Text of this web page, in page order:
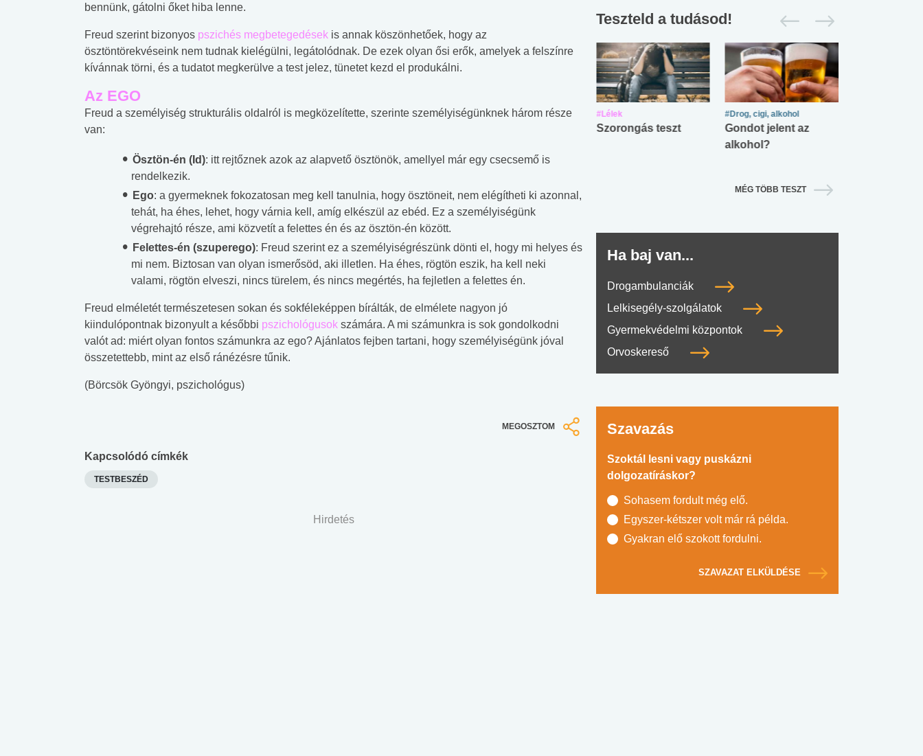
bennünk, gátolni őket hiba lenne.
Freud szerint bizonyos pszichés megbetegedések is annak köszönhetőek, hogy az
ösztöntörekvéseink nem tudnak kielégülni, legátolódnak. De ezek olyan ősi erők, amelyek a felszínre
kívánnak törni, és a tudatot megkerülve a test jelez, tünetet kezd el produkálni.
Az EGO
Freud a személyiség strukturális oldalról is megközelítette, szerinte személyiségünknek három része
van:
Ösztön-én (Id): itt rejtőznek azok az alapvető ösztönök, amellyel már egy csecsemő is
rendelkezik.
Ego: a gyermeknek fokozatosan meg kell tanulnia, hogy ösztöneit, nem elégítheti ki azonnal,
tehát, ha éhes, lehet, hogy várnia kell, amíg elkészül az ebéd. Ez a személyiségünk
végrehajtó része, ami közvetít a felettes én és az ösztön-én között.
Felettes-én (szuperego): Freud szerint ez a személyiségrészünk dönti el, hogy mi helyes és
mi nem. Biztosan van olyan ismerősöd, aki illetlen. Ha éhes, rögtön eszik, ha kell neki
valami, rögtön elveszi, nincs türelem, és nincs megértés, ha fejletlen a felettes én.
Freud elméletét természetesen sokan és sokféleképpen bírálták, de elmélete nagyon jó
kiindulópontnak bizonyult a későbbi pszichológusok számára. A mi számunkra is sok gondolkodni
valót ad: miért olyan fontos számunkra az ego? Ajánlatos fejben tartani, hogy személyiségünk jóval
összetettebb, mint az első ránézésre tűnik.
(Börcsök Gyöngyi, pszichológus)
MEGOSZTOM
Kapcsolódó címkék
TESTBESZÉD
Hirdetés
Teszteld a tudásod!
#Zöldövezet
Mekkora az ökológiai
#Betegségek #Suli, munka
No.42
#Suli, munka #Lélek
Szorongás teszt
#Drog, cigi, alkohol
Gondot jelent az
alkohol?
MÉG TÖBB TESZT
Ha baj van...
Drogambulanciák
Lelkisegély-szolgálatok
Gyermekvédelmi központok
Orvoskereső
Szavazás
Szoktál lesni vagy puskázni
dolgozatíráskor?
Sohasem fordult még elő.
Egyszer-kétszer volt már rá példa.
Gyakran elő szokott fordulni.
SZAVAZAT ELKÜLDÉSE